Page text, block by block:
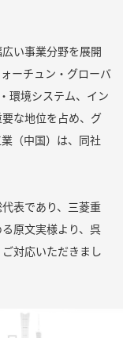
い事業分野を展開
ーチュン・グローバ
環境システム、イン
な地位を占め、グ
（中国）は、同社
表であり、三菱重
原文実様より、呉
対応いただきまし